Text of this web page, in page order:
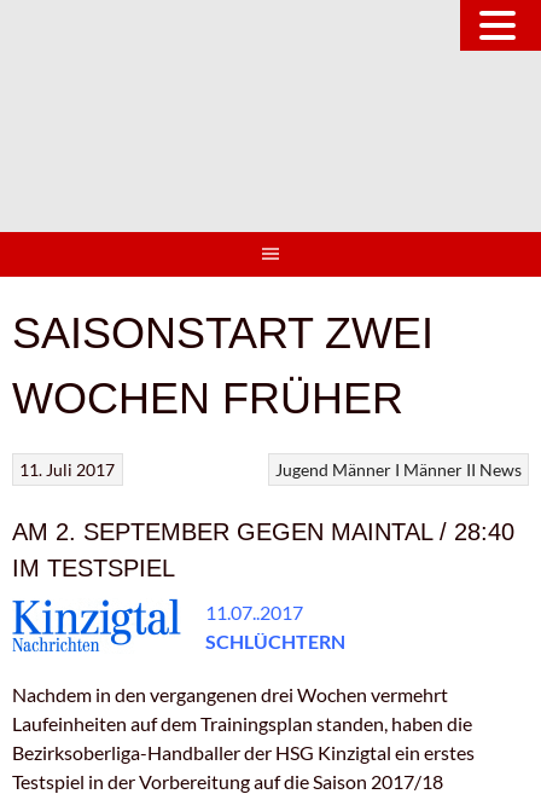
SAISONSTART ZWEI
WOCHEN FRÜHER
Jugend Männer I Männer II News
11. Juli 2017
AM 2. SEPTEMBER GEGEN MAINTAL / 28:40
IM TESTSPIEL
11.07..2017
SCHLÜCHTERN
Nachdem in den vergangenen drei Wochen vermehrt
Laufeinheiten auf dem Trainingsplan standen, haben die
Bezirksoberliga-Handballer der HSG Kinzigtal ein erstes
Testspiel in der Vorbereitung auf die Saison 2017/18